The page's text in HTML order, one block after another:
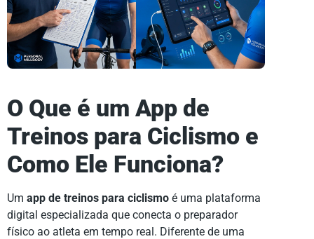
O Que é um App de
Treinos para Ciclismo e
Como Ele Funciona?
Um app de treinos para ciclismo é uma plataforma
digital especializada que conecta o preparador
físico ao atleta em tempo real. Diferente de uma